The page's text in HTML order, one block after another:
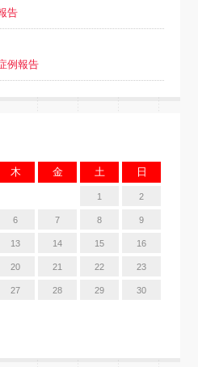
告
例報告
木 金 土 日
1 2
6 7 8 9
13 14 15 16
20 21 22 23
27 28 29 30